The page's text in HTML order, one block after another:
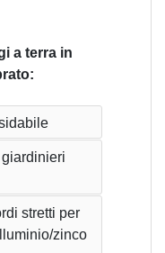
a terra in
stretti per
zinco